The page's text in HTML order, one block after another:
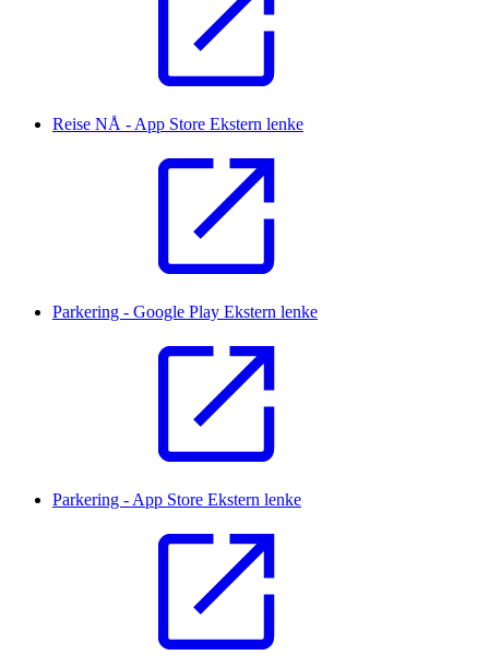
Reise NÅ - App Store Ekstern lenke
Parkering - Google Play Ekstern lenke
Parkering - App Store Ekstern lenke